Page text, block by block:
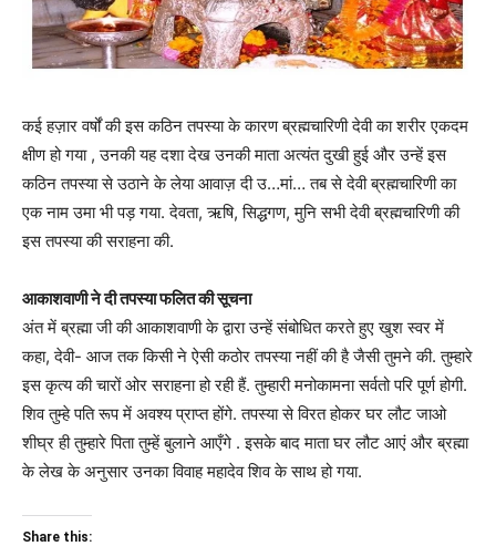
कई हज़ार वर्षों की इस कठिन तपस्या के कारण ब्रह्मचारिणी देवी का शरीर एकदम
क्षीण हो गया , उनकी यह दशा देख उनकी माता अत्यंत दुखी हुई और उन्हें इस
कठिन तपस्या से उठाने के लेया आवाज़ दी उ…मां… तब से देवी ब्रह्मचारिणी का
एक नाम उमा भी पड़ गया. देवता, ऋषि, सिद्धगण, मुनि सभी देवी ब्रह्मचारिणी की
इस तपस्या की सराहना की.
आकाशवाणी ने दी तपस्या फलित की सूचना
अंत में ब्रह्मा जी की आकाशवाणी के द्वारा उन्हें संबोधित करते हुए खुश स्वर में
कहा, देवी- आज तक किसी ने ऐसी कठोर तपस्या नहीं की है जैसी तुमने की. तुम्हारे
इस कृत्य की चारों ओर सराहना हो रही हैं. तुम्हारी मनोकामना सर्वतो परि पूर्ण होगी.
शिव तुम्हे पति रूप में अवश्य प्राप्त होंगे. तपस्या से विरत होकर घर लौट जाओ
शीघ्र ही तुम्हारे पिता तुम्हें बुलाने आएँगे . इसके बाद माता घर लौट आएं और ब्रह्मा
के लेख के अनुसार उनका विवाह महादेव शिव के साथ हो गया.
Share this: